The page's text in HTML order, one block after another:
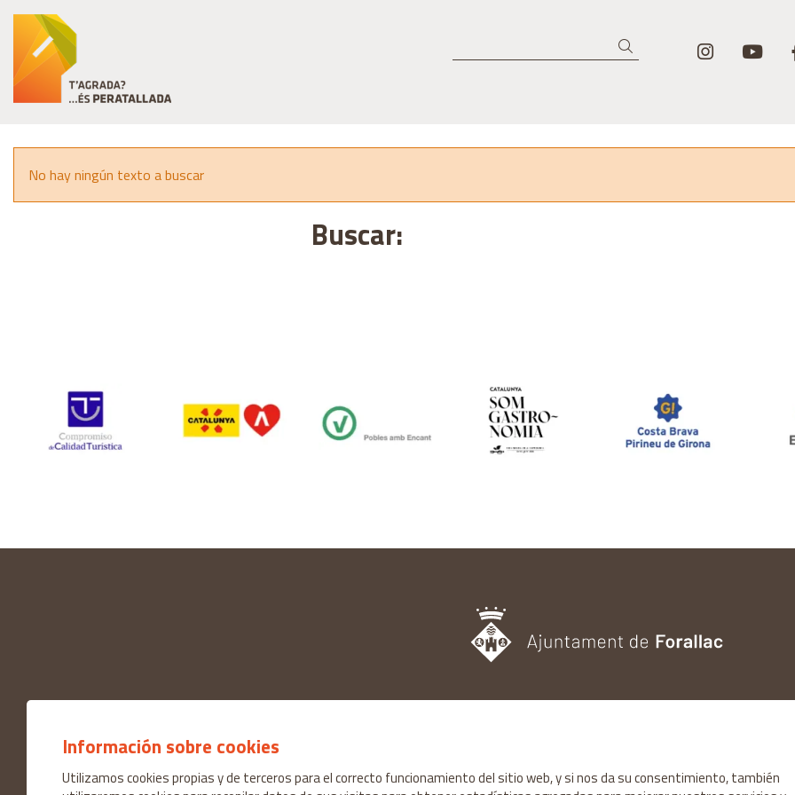
Link a
No hay ningún texto a buscar
Buscar:
Información sobre cookies
Utilizamos cookies propias y de terceros para el correcto funcionamiento del sitio web, y si nos da su consentimiento, también